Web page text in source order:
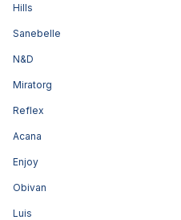
Hills
Sanebelle
N&D
Miratorg
Reflex
Acana
Enjoy
Obivan
Luis